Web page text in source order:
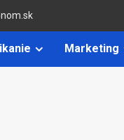
Marketing